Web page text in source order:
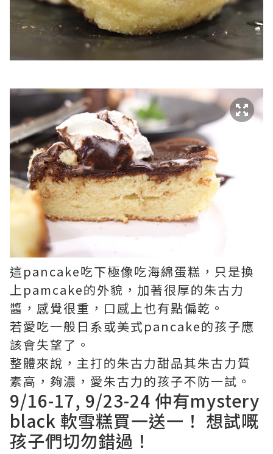
這pancake吃下極像吃海綿蛋糕，只是換
上pamcake的外貌，加著很厚的朱古力
醬，感覺很重，口感上也有點偏乾。
若愛吃一般日系或美式pancake的孩子應
該會失望了。
整體來說，主打的朱古力甜品其朱古力質
素高，夠濃，愛朱古力的孩子不防一試。
9/16-17, 9/23-24 仲有mystery
black 軟雪糕買一送一！ 想試嘅
孩子們切勿錯過！